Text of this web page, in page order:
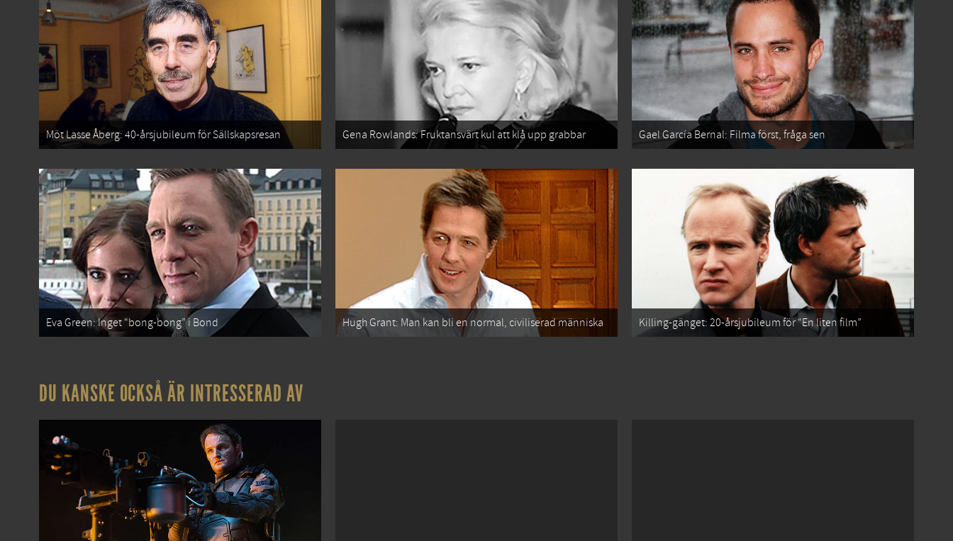
Möt Lasse Åberg: 40-årsjubileum för Sällskapsresan Gena Rowlands: Fruktansvärt kul att klå upp grabbar Gael García Bernal: Filma först, fråga sen
Eva Green: Inget “bong-bong” i Bond Hugh Grant: Man kan bli en normal, civiliserad människa Killing-gänget: 20-årsjubileum för “En liten film”
DU KANSKE OCKSÅ ÄR INTRESSERAD AV